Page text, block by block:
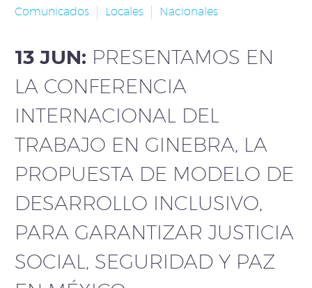
Comunicados
Locales Nacionales
13 JUN: PRESENTAMOS EN
LA CONFERENCIA
INTERNACIONAL DEL
TRABAJO EN GINEBRA, LA
PROPUESTA DE MODELO DE
DESARROLLO INCLUSIVO,
PARA GARANTIZAR JUSTICIA
SOCIAL, SEGURIDAD Y PAZ